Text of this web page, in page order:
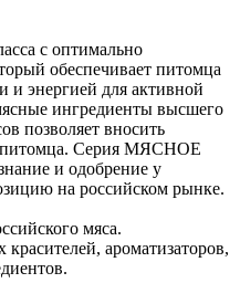
с оптимально
обеспечивает питомца
энергией для активной
ингредиенты высшего
позволяет вносить
питомца. Серия МЯСНОЕ
и одобрение у
на российском рынке.
мяса.
ароматизаторов,